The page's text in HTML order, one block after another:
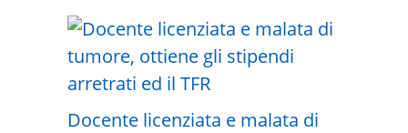
Docente licenziata e malata di